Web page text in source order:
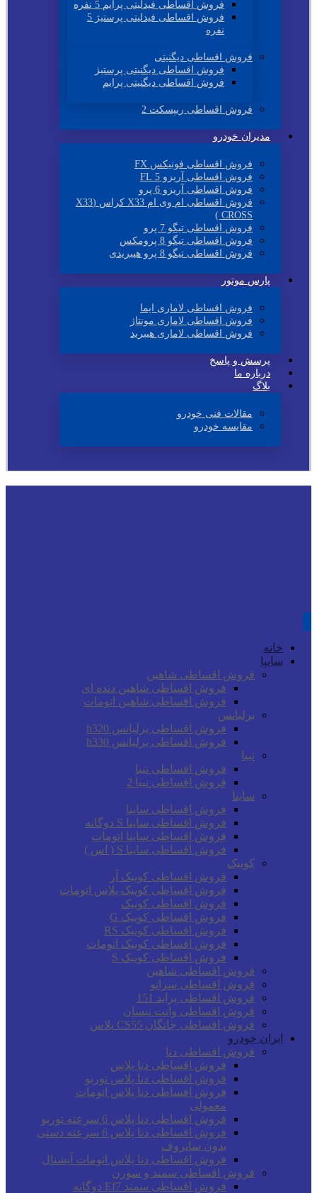
فروش اقساطی فیدلیتی پرایم 5 نفره
فروش اقساطی فیدلیتی پرستیژ 5
نفره
فروش اقساطی دیگنیتی
فروش اقساطی دیگنیتی پرستیژ
فروش اقساطی دیگنیتی پرایم
فروش اقساطی ریپسکت 2
مدیران خودرو
فروش اقساطی فونیکس FX
فروش اقساطی آریزو 5 FL
فروش اقساطی آریزو 6 پرو
فروش اقساطی ام وی ام X33 کراس (X33
CROSS )
فروش اقساطی تیگو 7 پرو
فروش اقساطی تیگو 8 پرومکس
فروش اقساطی تیگو 8 پرو هیبریدی
پارس موتور
فروش اقساطی لاماری ایما
فروش اقساطی لاماری مونتاژ
فروش اقساطی لاماری هیبرید
پرسش و پاسخ
درباره ما
بلاگ
مقالات فنی خودرو
مقایسه خودرو
خانه
سایپا
فروش اقساطی شاهین
فروش اقساطی شاهین دنده ای
فروش اقساطی شاهین اتومات
برلیانس
فروش اقساطی برلیانس h320
فروش اقساطی برلیانس h330
تیبا
فروش اقساطی تیبا
فروش اقساطی تیبا 2
ساینا
فروش اقساطی ساینا
فروش اقساطی ساینا S دوگانه
فروش اقساطی ساینا اتومات
فروش اقساطی ساینا S ( اس )
کوییک
فروش اقساطی کوییک آر
فروش اقساطی کوییک پلاس اتومات
فروش اقساطی کوییک
فروش اقساطی کوییک G
فروش اقساطی کوییک RS
فروش اقساطی کوییک اتومات
فروش اقساطی کوییک S
فروش اقساطی شاهین
فروش اقساطی سراتو
فروش اقساطی پراید 151
فروش اقساطی وانت نیسان
فروش اقساطی چانگان CS55 پلاس
ایران خودرو
فروش اقساطی دنا
فروش اقساطی دنا پلاس
فروش اقساطی دنا پلاس توربو
فروش اقساطی دنا پلاس اتومات
معمولی
فروش اقساطی دنا پلاس 6 سرعته توربو
فروش اقساطی دنا پلاس 6 سرعته دستی
بدون سانروف
فروش اقساطی دنا پلاس اتومات آپشنال
فروش اقساطی سمند و سورن
فروش اقساطی سمند Ef7 دوگانه